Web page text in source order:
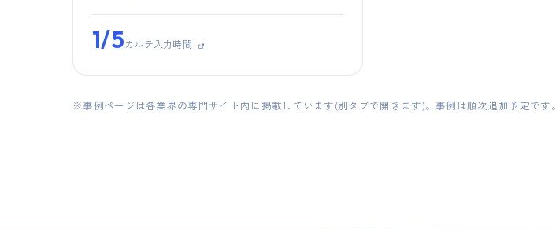
1/5カルテ入力時間
※事例ページは各業界の専門サイト内に掲載しています(別タブで開きます)。事例は順次追加予定です。